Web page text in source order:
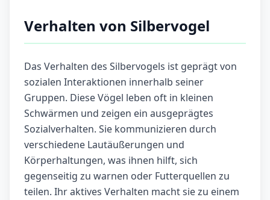
Verhalten von Silbervogel
Das Verhalten des Silbervogels ist geprägt von
sozialen Interaktionen innerhalb seiner
Gruppen. Diese Vögel leben oft in kleinen
Schwärmen und zeigen ein ausgeprägtes
Sozialverhalten. Sie kommunizieren durch
verschiedene Lautäußerungen und
Körperhaltungen, was ihnen hilft, sich
gegenseitig zu warnen oder Futterquellen zu
teilen. Ihr aktives Verhalten macht sie zu einem